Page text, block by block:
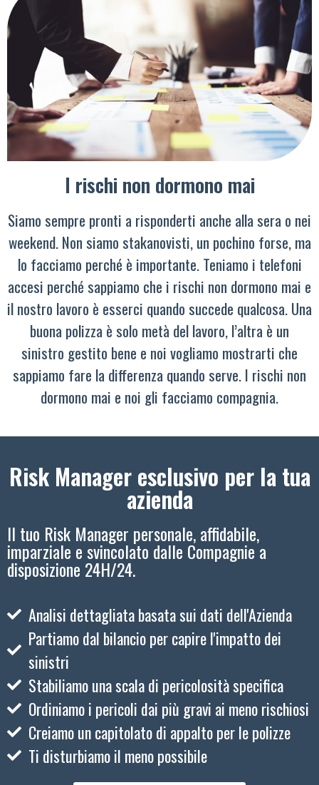
I rischi non dormono mai
Siamo sempre pronti a risponderti anche alla sera o nei
weekend. Non siamo stakanovisti, un pochino forse, ma
lo facciamo perché è importante. Teniamo i telefoni
accesi perché sappiamo che i rischi non dormono mai e
il nostro lavoro è esserci quando succede qualcosa. Una
buona polizza è solo metà del lavoro, l’altra è un
sinistro gestito bene e noi vogliamo mostrarti che
sappiamo fare la differenza quando serve. I rischi non
dormono mai e noi gli facciamo compagnia.
Risk Manager esclusivo per la tua
azienda
Il tuo Risk Manager personale, affidabile,
imparziale e svincolato dalle Compagnie a
disposizione 24H/24.
Analisi dettagliata basata sui dati dell'Azienda
Partiamo dal bilancio per capire l'impatto dei
sinistri
Stabiliamo una scala di pericolosità specifica
Ordiniamo i pericoli dai più gravi ai meno rischiosi
Creiamo un capitolato di appalto per le polizze
Ti disturbiamo il meno possibile